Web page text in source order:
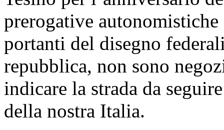
prerogative
portanti del disegno
repubblica, non sono
indicare la strada da
della nostra Italia.